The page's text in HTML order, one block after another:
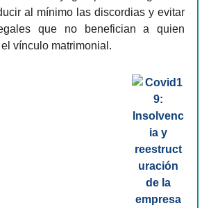
al mínimo las discordias y evitar
que no benefician a quien
vínculo matrimonial.